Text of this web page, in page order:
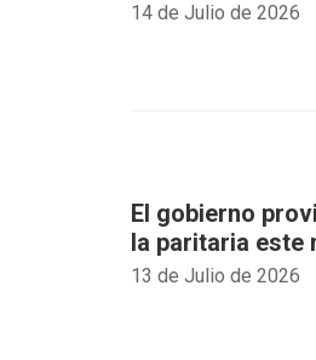
14 de Julio de 2026
13 de Julio de 2026
El gobierno
la paritaria este